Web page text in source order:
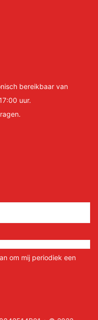
bereikbaar van
uur.
om mij periodiek een